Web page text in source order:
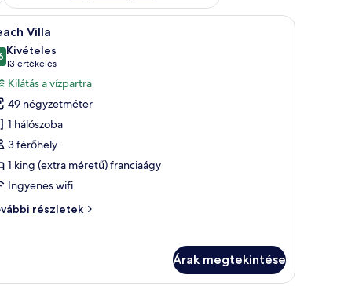
nagy ágy, mennyezeti ventilátor, kilátás a tengerre és egy függönyökkel
Egy hálószoba, amelyben egy nagy ágy,
5 Villa
ből 9,6
Kivételes
13 értékelés
(13
értékelés)
Kilátás a vízpartra
49 négyzetméter
1 hálószoba
3 férőhely
1 king (extra méretű) franciaágy
Ingyenes wifi
részletek
Árak megtekintése